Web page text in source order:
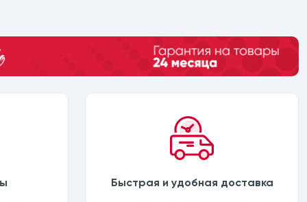
Быстрая и удобная доставка